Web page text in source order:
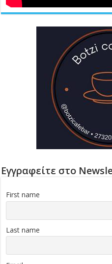
Εγγραφείτε στο
First name
Last name